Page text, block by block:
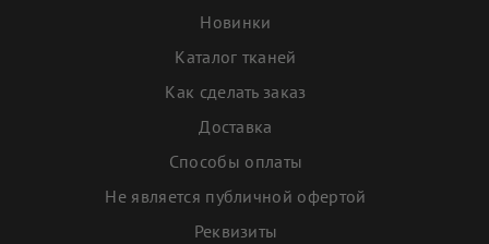
Новинки
Каталог тканей
Как сделать заказ
Доставка
Способы оплаты
Не является публичной офертой
Реквизиты